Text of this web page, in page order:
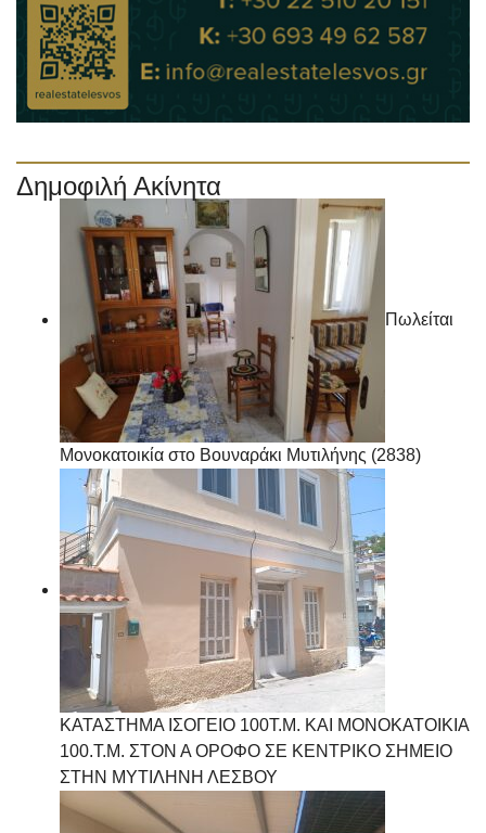
Δημοφιλή Ακίνητα
Πωλείται
Μονοκατοικία στο Βουναράκι Μυτιλήνης (2838)
ΚΑΤΑΣΤΗΜΑ ΙΣΟΓΕΙΟ 100Τ.Μ. ΚΑΙ ΜΟΝΟΚΑΤΟΙΚΙΑ
100.Τ.Μ. ΣΤΟΝ Α ΟΡΟΦΟ ΣΕ ΚΕΝΤΡΙΚΟ ΣΗΜΕΙΟ
ΣΤΗΝ ΜΥΤΙΛΗΝΗ ΛΕΣΒΟΥ